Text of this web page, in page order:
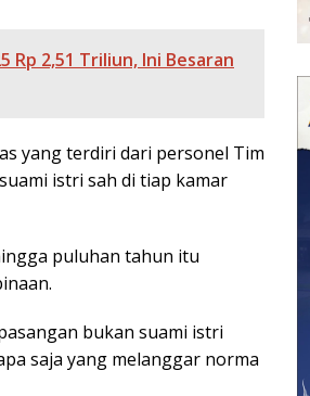
Rp 2,51 Triliun, Ini Besaran
yang terdiri dari personel Tim
istri sah di tiap kamar
puluhan tahun itu
bukan suami istri
saja yang melanggar norma